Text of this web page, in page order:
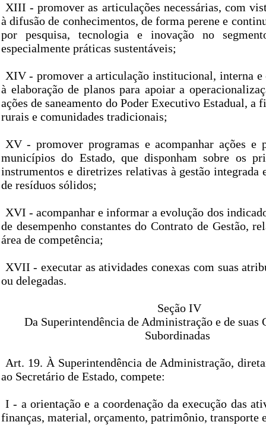
XIII - promover as articulações necessárias, com
à difusão de conhecimentos, de forma perene e
por pesquisa, tecnologia e inovação no
especialmente práticas sustentáveis;
XIV - promover a articulação institucional, interna e
à elaboração de planos para apoiar a
ações de saneamento do Poder Executivo Estadual, a
rurais e comunidades tradicionais;
XV - promover programas e acompanhar ações e
municípios do Estado, que disponham sobre os
instrumentos e diretrizes relativas à gestão integrada
de resíduos sólidos;
XVI - acompanhar e informar a evolução dos
de desempenho constantes do Contrato de Gestão,
área de competência;
XVII - executar as atividades conexas com suas
ou delegadas.
Seção IV
Da Superintendência de Administração e de suas
Subordinadas
Art. 19. À Superintendência de Administração,
ao Secretário de Estado, compete:
I - a orientação e a coordenação da execução das
finanças, material, orçamento, patrimônio, transporte